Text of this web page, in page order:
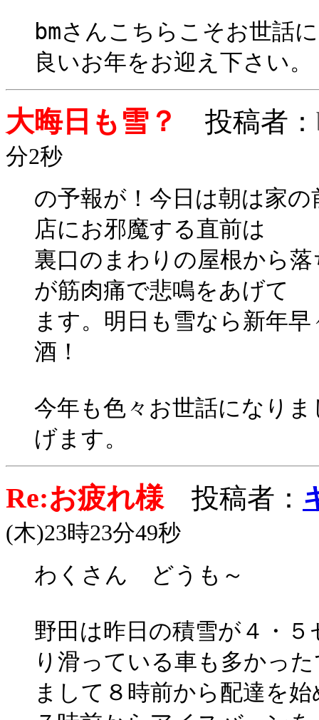
bmさんこちらこそお世
良いお年をお迎え下さい
大晦日も雪？ 投稿者：
分2秒
の予報が！今日は朝は家
店にお邪魔する直前は
裏口のまわりの屋根から
が筋肉痛で悲鳴をあげて
ます。明日も雪なら新年
酒！
今年も色々お世話になり
げます。
Re:お疲れ様投稿者：
(木)23時23分49秒
わくさん どうも～
野田は昨日の積雪が４・
り滑っている車も多かっ
まして８時前から配達を